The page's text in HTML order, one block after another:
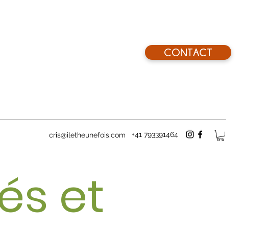
CONTACT
cris@iletheunefois.com +41 793391464
et